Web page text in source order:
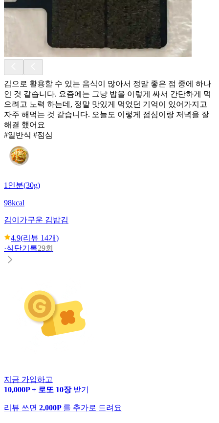
김으로 활용할 수 있는 음식이 많아서 정말 좋은 점 중에 하나
인 것 같습니다. 요즘에는 그냥 밥을 이렇게 싸서 간단하게 먹
으려고 노력 하는데, 정말 맛있게 먹었던 기억이 있어가지고
자주 해먹는 것 같습니다. 오늘도 이렇게 점심이랑 저녁을 잘
해결 했어요
#일반식 #점심
1인분(30g)
98kcal
김이가구운 김밥김
4.9(리뷰 14개)
·식단기록29회
지금 가입하고
10,000P + 로또 10장 받기
리뷰 쓰면 2,000P 를 추가로 드려요